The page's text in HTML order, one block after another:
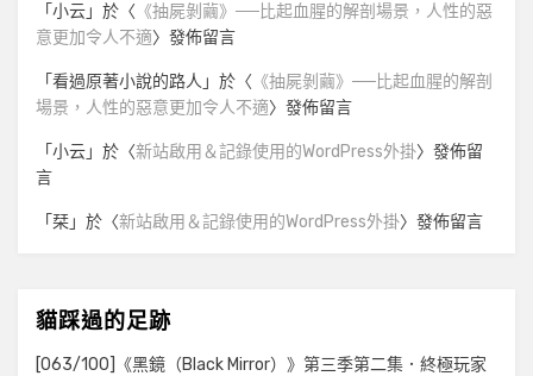
「小云」於〈 《抽屍剝繭》──比起血腥的解剖場景，人性的惡
意更加令人不適〉發佈留言
「看過原著小說的路人 」於〈 《抽屍剝繭》──比起血腥的解剖
場景，人性的惡意更加令人不適〉發佈留言
「小云」於〈新站啟用＆記錄使用的WordPress外掛〉發佈留
言
「栞」於〈新站啟用＆記錄使用的WordPress外掛〉發佈留言
貓踩過的足跡
[063/100]《黑鏡（Black Mirror）》第三季第二集．終極玩家